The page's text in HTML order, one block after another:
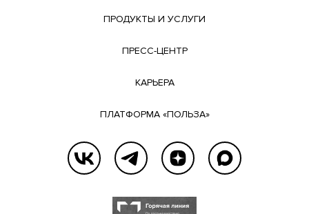
ПРОДУКТЫ И УСЛУГИ
ПРЕСС-ЦЕНТР
КАРЬЕРА
ПЛАТФОРМА «ПОЛЬЗА»